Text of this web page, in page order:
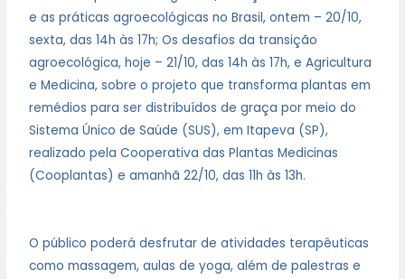
e as práticas agroecológicas no Brasil, ontem – 20/10,
sexta, das 14h às 17h; Os desafios da transição
agroecológica, hoje – 21/10, das 14h às 17h, e Agricultura
e Medicina, sobre o projeto que transforma plantas em
remédios para ser distribuídos de graça por meio do
Sistema Único de Saúde (SUS), em Itapeva (SP),
realizado pela Cooperativa das Plantas Medicinas
(Cooplantas) e amanhã 22/10, das 11h às 13h.
O público poderá desfrutar de atividades terapêuticas
como massagem, aulas de yoga, além de palestras e